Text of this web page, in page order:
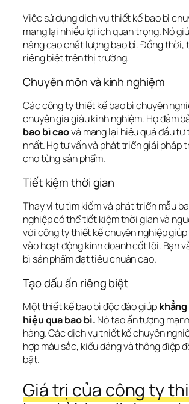
Việc sử dụng dịch vụ thiết kế bao bì
mang lại nhiều lợi ích quan trọng. Nó
nâng cao chất lượng bao bì. Đồng thời,
riêng biệt trên thị trường.
Chuyên môn và kinh nghiệm
Các công ty thiết kế bao bì chuyên
chuyên gia giàu kinh nghiệm. Họ đảm
bao bì cao và mang lại hiệu quả đầu
nhất. Họ tư vấn và phát triển giải pháp
cho từng sản phẩm.
Tiết kiệm thời gian
Thay vì tự tìm kiếm và phát triển mẫu
nghiệp có thể tiết kiệm thời gian và
với công ty thiết kế chuyên nghiệp
vào hoạt động kinh doanh cốt lõi. Bạn
bì sản phẩm đạt tiêu chuẩn cao.
Tạo dấu ấn riêng biệt
Một thiết kế bao bì độc đáo giúp
hiệu qua bao bì. Nó tạo ấn tượng
hàng. Các dịch vụ thiết kế chuyên
hợp màu sắc, kiểu dáng và thông điệp
bật.
Giá trị của công ty